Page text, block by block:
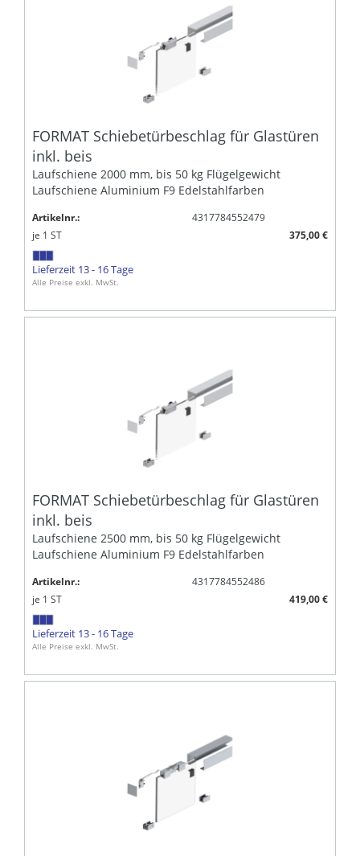
FORMAT Schiebetürbeschlag für Glastüren
inkl. beis
Laufschiene 2000 mm, bis 50 kg Flügelgewicht
Laufschiene Aluminium F9 Edelstahlfarben
Artikelnr.:
4317784552479
je 1 ST 375,00 €
Lieferzeit 13 - 16 Tage
Alle Preise exkl. MwSt.
FORMAT Schiebetürbeschlag für Glastüren
inkl. beis
Laufschiene 2500 mm, bis 50 kg Flügelgewicht
Laufschiene Aluminium F9 Edelstahlfarben
Artikelnr.:
4317784552486
je 1 ST 419,00 €
Lieferzeit 13 - 16 Tage
Alle Preise exkl. MwSt.